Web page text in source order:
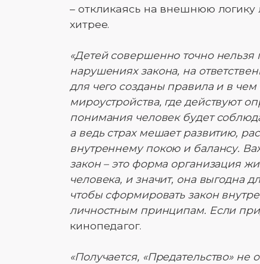
– откликаясь на внешнюю логику
хитрее.
«Детей совершенно точно нельзя
нарушениях закона, на
для чего созданы правила и в
мироустройства, где действуют
понимания человек будет
а ведь страх мешает развитию,
внутреннему покою и балансу.
закон – это форма организация
человека, и значит, она выгодна
чтобы сформировать закон
личностным принципам. Если
кинопедагог.
«Получается, «Предательство» не